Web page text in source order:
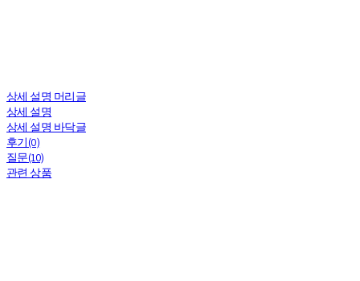
상세 설명 머리글
상세 설명
상세 설명 바닥글
후기(0)
질문(10)
관련 상품